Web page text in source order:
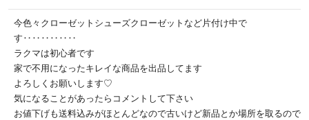
今色々クローゼットシューズクローゼットなど片付け中で
す‥‥‥‥‥‥
ラクマは初心者です
家で不用になったキレイな商品を出品してます
よろしくお願いします♡
気になることがあったらコメントして下さい
お値下げも送料込みがほとんどなので古いけど新品とか場所を取るので